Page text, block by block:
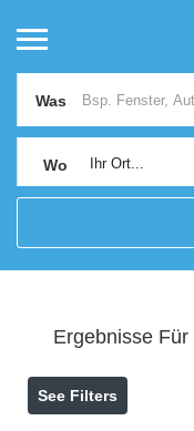
Was
Wo Ihr Ort...
Ergebnisse Für
See Filters